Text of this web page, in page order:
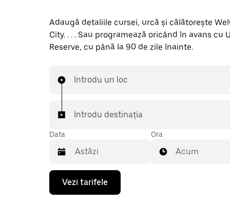
Adaugă detaliile cursei, urcă și călătorește
City. . . . Sau programează oricând în avans cu
Reserve, cu până la 90 de zile înainte.
Introdu un loc
Introdu destinația
Data
Pentru
deschide
Ora
Acum
Vezi tarifele